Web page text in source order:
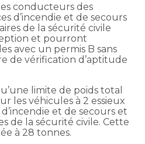
conducteurs des
d’incendie et de secours
de la sécurité civile
et pourront
avec un permis B sans
de vérification d’aptitude
limite de poids total
les véhicules à 2 essieux
et de secours et
de la sécurité civile. Cette
à 28 tonnes.